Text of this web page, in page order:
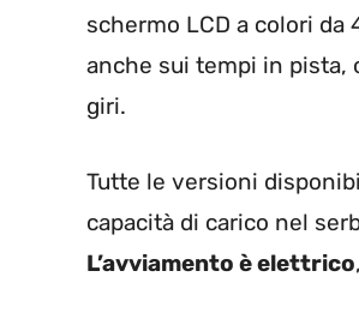
schermo LCD a colori
anche sui tempi in pista,
giri.
Tutte le versioni
capacità di carico nel
L’avviamento è elettrico